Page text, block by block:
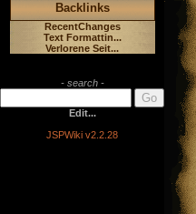
Backlinks
RecentChanges
Text Formattin...
Verlorene Seit...
- search -
Edit...
JSPWiki v2.2.28